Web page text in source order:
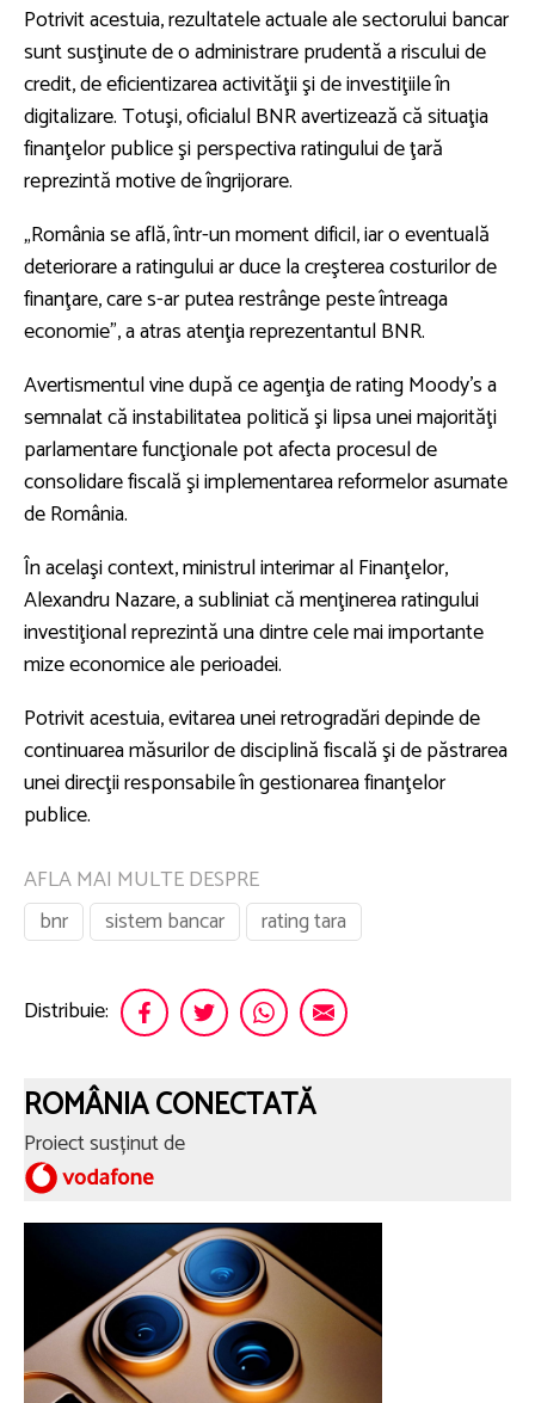
Potrivit acestuia, rezultatele actuale ale sectorului bancar
sunt susţinute de o administrare prudentă a riscului de
credit, de eficientizarea activităţii şi de investiţiile în
digitalizare. Totuşi, oficialul BNR avertizează că situaţia
finanţelor publice şi perspectiva ratingului de ţară
reprezintă motive de îngrijorare.
„România se află, într-un moment dificil, iar o eventuală
deteriorare a ratingului ar duce la creşterea costurilor de
finanţare, care s-ar putea restrânge peste întreaga
economie”, a atras atenţia reprezentantul BNR.
Avertismentul vine după ce agenţia de rating Moody’s a
semnalat că instabilitatea politică şi lipsa unei majorităţi
parlamentare funcţionale pot afecta procesul de
consolidare fiscală şi implementarea reformelor asumate
de România.
În acelaşi context, ministrul interimar al Finanţelor,
Alexandru Nazare, a subliniat că menţinerea ratingului
investiţional reprezintă una dintre cele mai importante
mize economice ale perioadei.
Potrivit acestuia, evitarea unei retrogradări depinde de
continuarea măsurilor de disciplină fiscală şi de păstrarea
unei direcţii responsabile în gestionarea finanţelor
publice.
AFLA MAI MULTE DESPRE
bnr
sistem bancar rating tara
Distribuie:
ROMÂNIA CONECTATĂ
Proiect susținut de